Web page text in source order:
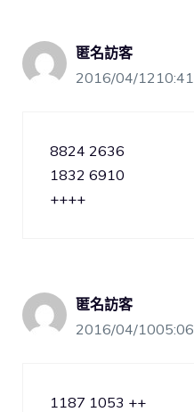
匿名訪客
2016/04/1210:41
8824 2636
1832 6910
++++
匿名訪客
2016/04/1005:06
1187 1053 ++